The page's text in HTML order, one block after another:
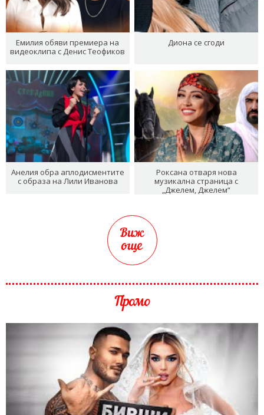
Емилия обяви премиера на
видеоклипа с Денис Теофиков
Диона се сгоди
Анелия обра аплодисментите
с образа на Лили Иванова
Роксана отваря нова
музикална страница с
„Джелем, Джелем“
Виж
още
Промо